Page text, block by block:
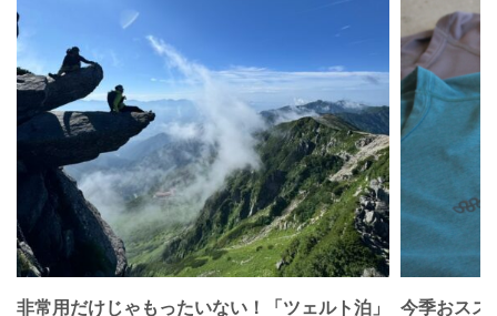
非常用だけじゃもったいない！「ツェルト泊」 今季おスス